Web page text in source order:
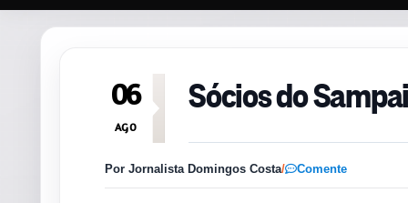
06
AGO
Sócios do
Por Jornalista Domingos Costa/ Comente